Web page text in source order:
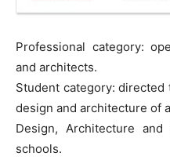
Professional category:
and architects.
Student category:
design and architecture of
Design, Architecture
schools.